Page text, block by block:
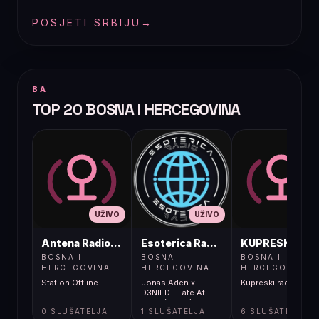
POSJETI SRBIJU →
BA
TOP 20 BOSNA I HERCEGOVINA
UŽIVO
Antena Radio, Jelah Tešanj
BOSNA I
HERCEGOVINA
Station Offline
0 SLUŠATELJA
UŽIVO
Esoterica Radio S1
BOSNA I
HERCEGOVINA
Jonas Aden x
D3NIED - Late At
Night (Remix)
1 SLUŠATELJA
BOSNA I
HERCEGOVINA
Kupreski radio
6 SLUŠATELJA